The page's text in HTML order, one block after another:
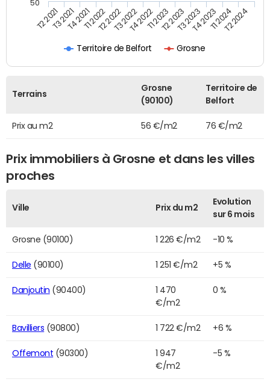
Territoire de Belfort Grosne
T2 2021T3 2021T4 2021T1 2022T2 2022T3 2022T4 2022T1 2023T2 2023T3 2023T4 2023T1 2024T2 2024
50
Terrains
Grosne
(90100)
Territoire de
Belfort
Prix au m2 56 €/m2 76 €/m2
Prix immobiliers à Grosne et dans les villes
proches
Ville Prix du m2
Evolution
sur 6 mois
Grosne (90100) 1 226 €/m2 -10 %
Delle (90100) 1 251 €/m2 +5 %
Danjoutin (90400)
1 470
€/m2
0 %
Bavilliers (90800) 1 722 €/m2 +6 %
Offemont (90300)
1 947
€/m2
-5 %